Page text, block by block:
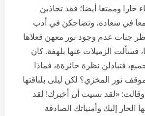
حارا وممتعا أيضا؛ فقد تجاذبن
في سعادة، وتضاحكن في أدب
جنات عدم وجود نور معهن فعلاها
فسألت الزميلات عنها بلهفة. كان
فتبادلن نظرة حائرةة، فماذا
نور المخزي؟ لكن ليلى بلباقتها
«لقد نسيت أن أخبرك! لقد
الحار إليك وأمنياتك الصادقة